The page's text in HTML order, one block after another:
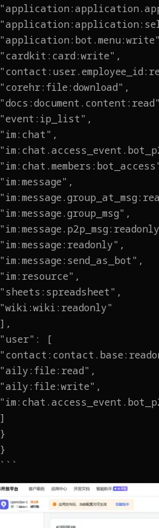
"cardkit:card:write",
"corehr:file:download",
"event:ip_list",
"im:chat",
"im:message",
"im:message.group_msg",
"im:message:readonly",
"im:message:send_as_bot",
"im:resource",
"sheets:spreadsheet",
"wiki:wiki:readonly"
],
"user": [
"aily:file:read",
"aily:file:write",
]
}
}